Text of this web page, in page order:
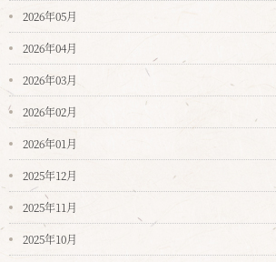
2026年05月
2026年04月
2026年03月
2026年02月
2026年01月
2025年12月
2025年11月
2025年10月